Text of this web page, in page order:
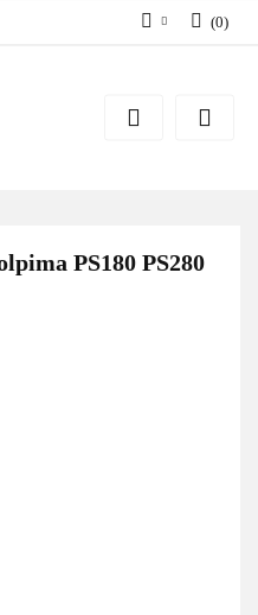
Zarejestruj się
(0)
PS180 PS280